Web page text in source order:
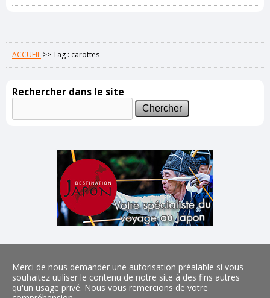
ACCUEIL >>Tag : carottes
Rechercher dans le site
Merci de nous demander une autorisation préalable si vous
souhaitez utiliser le contenu de notre site à des fins autres
qu'un usage privé. Nous vous remercions de votre